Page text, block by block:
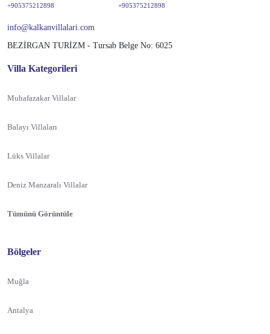
+905375212898
+905375212898
info@kalkanvillalari.com
BEZİRGAN TURİZM - Tursab Belge No: 6025
Villa Kategorileri
Muhafazakar Villalar
Balayı Villaları
Lüks Villalar
Deniz Manzaralı Villalar
Tümünü Görüntüle
Bölgeler
Muğla
Antalya